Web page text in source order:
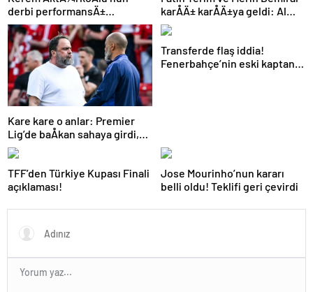
derbi performansÄ±
Portekiz’i bÃ¼yÃ¼ledi:
“Harry Potter Ã§Ä±ldÄ±rttÄ±!”
karÅÄ± karÅÄ±ya geldi: Al
Shabab, Al Ahli’yi maÄlup etti
Kare kare o anlar: Premier
Lig’de baÅkan sahaya girdi,
teknik direktÃ¶rÃ¼
azarladÄ±!
Transferde flaş iddia!
Fenerbahçe’nin eski kaptanı
TFF’den Türkiye Kupası Finali
açıklaması!
Jose Mourinho’nun kararı
belli oldu! Teklifi geri çevirdi